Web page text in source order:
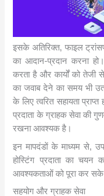
इसके अतिरिक्त, फाइल
का आदान-प्रदान करना
करता है और कार्यों को तेजी
का जवाब देने का समय भी
के लिए त्वरित सहायता
प्रदाता के ग्राहक सेवा की
रखना आवश्यक है।
इन मापदंडों के माध्यम से,
होस्टिंग प्रदाता का
आवश्यकताओं को पूरा कर
सहयोग और ग्राहक सेवा